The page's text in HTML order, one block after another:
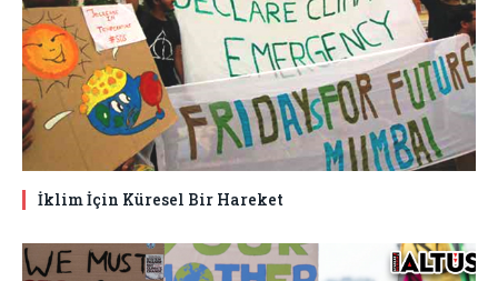
İklim İçin Küresel Bir Hareket